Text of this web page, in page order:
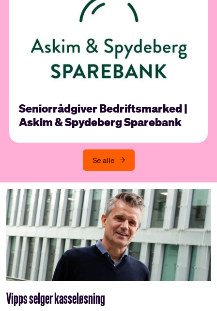
Seniorrådgiver Bedriftsmarked |
Askim & Spydeberg Sparebank
Se alle
Vipps selger kasseløsning